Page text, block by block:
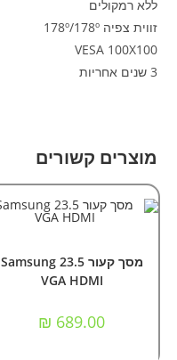
ללא רמקולים
זווית צפיה 178º/178º
VESA 100X100
3 שנים אחריות
מוצרים קשורים
מסך קעור 23.5 Samsung
VGA HDMI
₪ 689.00